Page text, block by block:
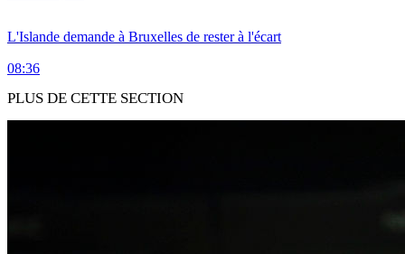
L'Islande demande à Bruxelles de rester à l'écart
08:36
PLUS DE CETTE SECTION